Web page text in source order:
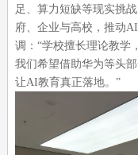
足、算力短缺等现实挑
府、企业与高校，推动
调：“学校擅长理论教学
我们希望借助华为等头
让AI教育真正落地。”